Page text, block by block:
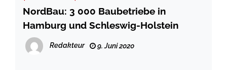
NordBau: 3 000 Baubetriebe in
Hamburg und Schleswig-Holstein
Redakteur 9. Juni 2020